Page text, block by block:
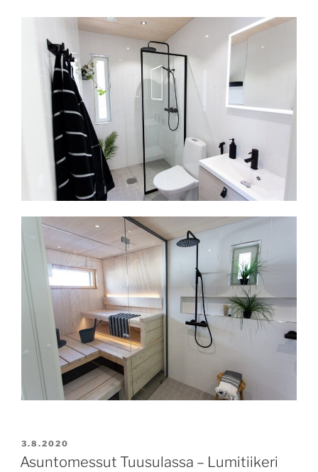
JULKAISTU
3.8.2020
Asuntomessut Tuusulassa – Lumitiikeri